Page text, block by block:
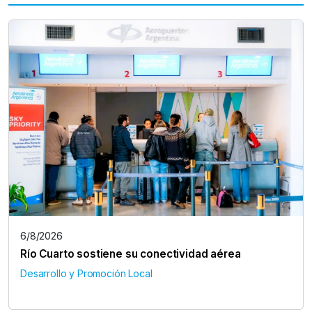
6/8/2026
Río Cuarto sostiene su conectividad aérea
Desarrollo y Promoción Local